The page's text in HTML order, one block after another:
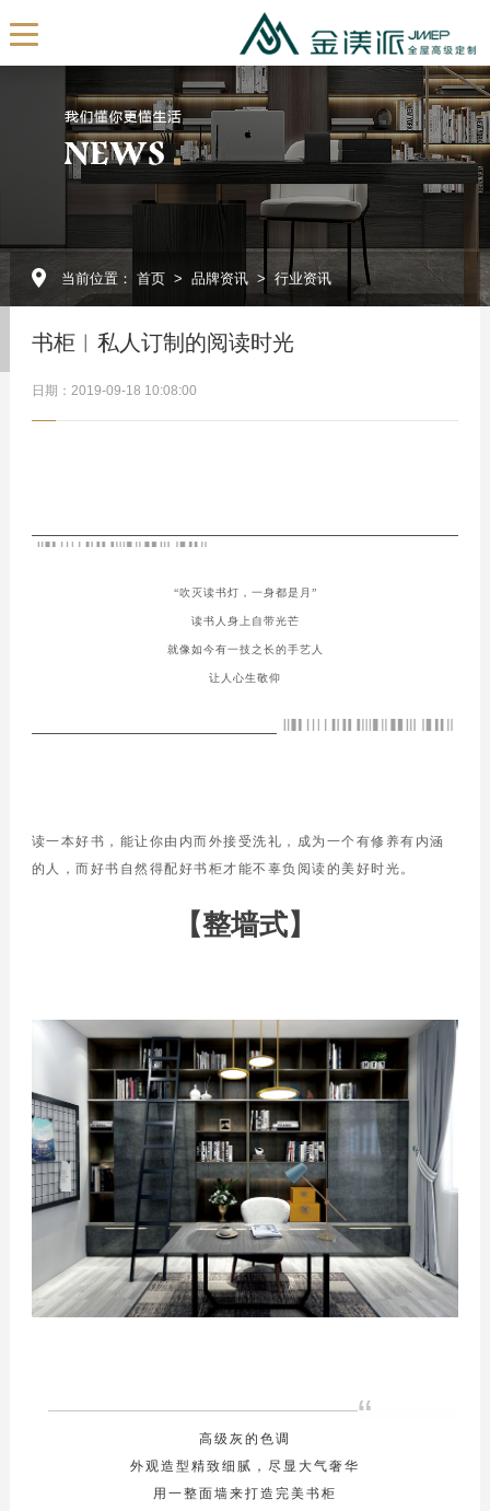
于我们
发展历程
我们的团队
展厅展示
屋订制
综合系列
品案例
加盟优势
条件与流程
定制流程
预约测量
系我们
联系方式
在线留言
当前位置： 首页 > 品牌资讯 > 行业资讯
书柜︱私人订制的阅读时光
日期：2019-09-18 10:08:00
“吹灭读书灯，一身都是月”
读书人身上自带光芒
就像如今有一技之长的手艺人
让人心生敬仰
读一本好书， 能让你由内而外接受洗礼， 成为一个有修养有内涵
的人，而好书自然得配好书柜才能不辜负阅读的美好时光。
【整墙式】
“
高级灰的色调
外观造型精致细腻，尽显大气奢华
用一整面墙来打造完美书柜